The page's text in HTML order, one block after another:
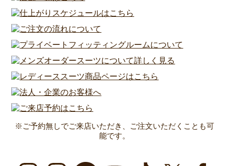
※ご予約無しでご来店いただき、ご注文いただくことも可
能です。